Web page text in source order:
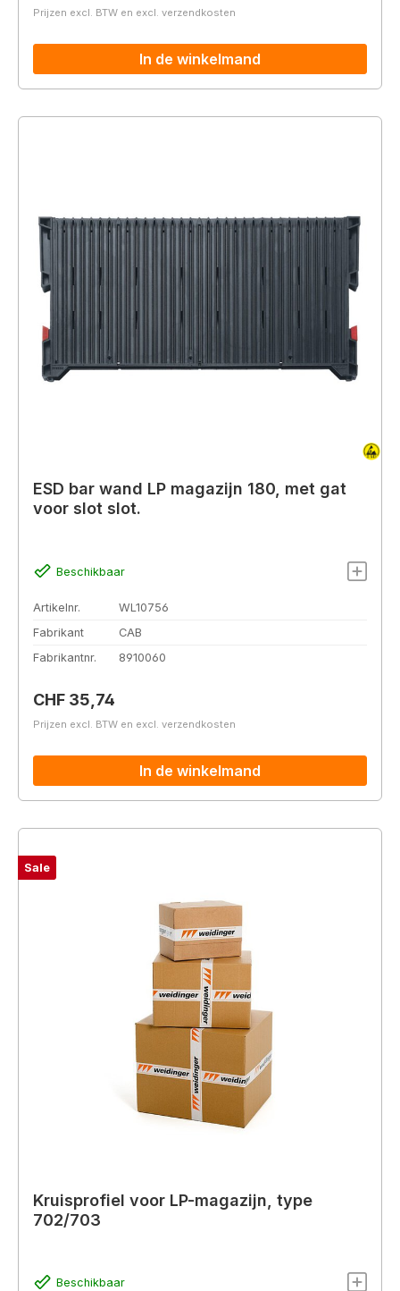
Prijzen excl. BTW en excl. verzendkosten
In de winkelmand
ESD bar wand LP magazijn 180, met gat
voor slot slot.
Beschikbaar
Artikelnr.
WL10756
Fabrikant
CAB
Fabrikantnr.
8910060
Normale prijs:
CHF 35,74
Prijzen excl. BTW en excl. verzendkosten
In de winkelmand
Sale
Kruisprofiel voor LP-magazijn, type
702/703
Beschikbaar